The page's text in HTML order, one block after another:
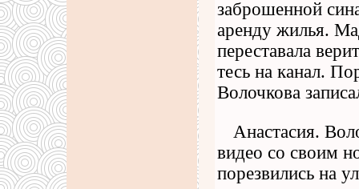
заброшенной
аренду жилья.
переставала
тесь на канал.
Волочкова
Анастасия.
видео со своим
порезвились на